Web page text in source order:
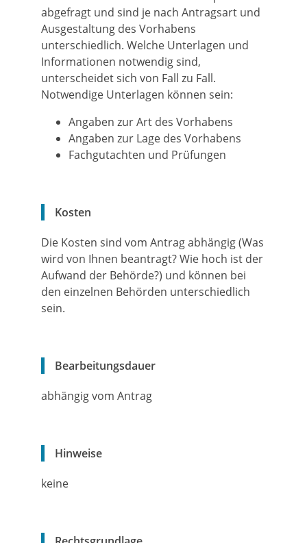
abgefragt und sind je nach Antragsart und
Ausgestaltung des Vorhabens
unterschiedlich. Welche Unterlagen und
Informationen notwendig sind,
unterscheidet sich von Fall zu Fall.
Notwendige Unterlagen können sein:
Angaben zur Art des Vorhabens
Angaben zur Lage des Vorhabens
Fachgutachten und Prüfungen
Kosten
Die Kosten sind vom Antrag abhängig (Was
wird von Ihnen beantragt? Wie hoch ist der
Aufwand der Behörde?) und können bei
den einzelnen Behörden unterschiedlich
sein.
Bearbeitungsdauer
abhängig vom Antrag
Hinweise
keine